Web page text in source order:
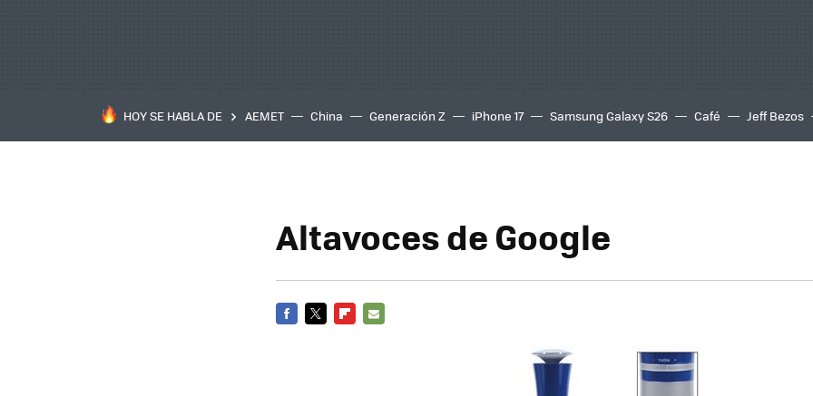
HOY SE HABLA DE AEMET China Generación Z iPhone 17 Samsung Galaxy S26 Café Jeff Bezos
Altavoces de Google